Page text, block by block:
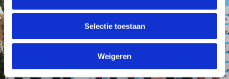
Selectie toestaan
Weigeren